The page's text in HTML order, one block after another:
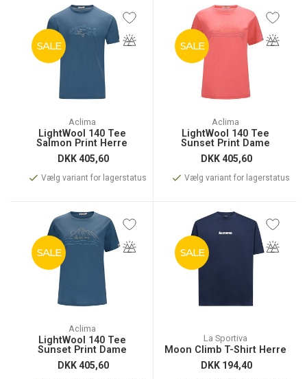
SALE
Aclima
LightWool 140 Tee
Salmon Print Herre
DKK405,60
Vælg variant for lagerstatus
SALE
Aclima
LightWool 140 Tee
Sunset Print Dame
DKK405,60
Vælg variant for lagerstatus
SALE
Aclima
LightWool 140 Tee
Sunset Print Dame
DKK405,60
SALE
La Sportiva
Moon Climb T-Shirt Herre
DKK 194,40